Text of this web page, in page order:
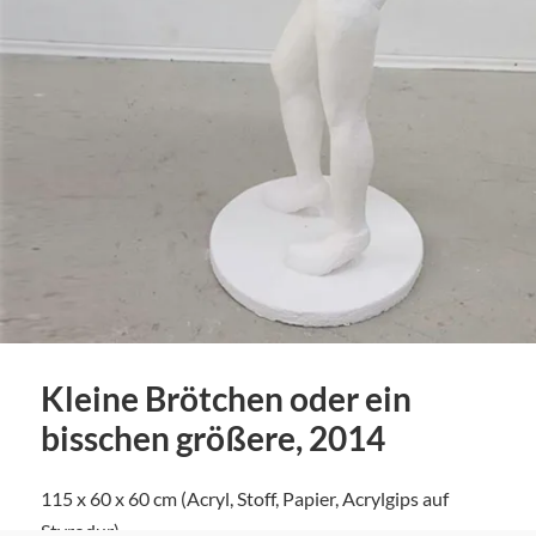
Kleine Brötchen oder ein
bisschen größere, 2014
115 x 60 x 60 cm (Acryl, Stoff, Papier, Acrylgips auf
Styrodur)